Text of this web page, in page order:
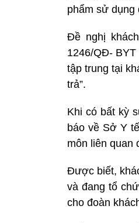
phẩm sử dụng
Đề nghị
1246/QĐ-
tập trung tại
trả”.
Khi có bất kỳ
báo về Sở Y
môn liên quan
Được biết,
và đang tổ
cho đoàn